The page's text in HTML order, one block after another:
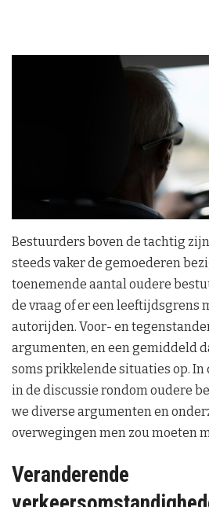
Bestuurders boven de tachtig
steeds vaker de gemoederen
toenemende aantal oudere
de vraag of er een leeftijdsgrens
autorijden. Voor- en
argumenten, en een gemiddeld
soms prikkelende situaties op. In
in de discussie rondom oudere
we diverse argumenten en
overwegingen men zou moeten
Veranderende